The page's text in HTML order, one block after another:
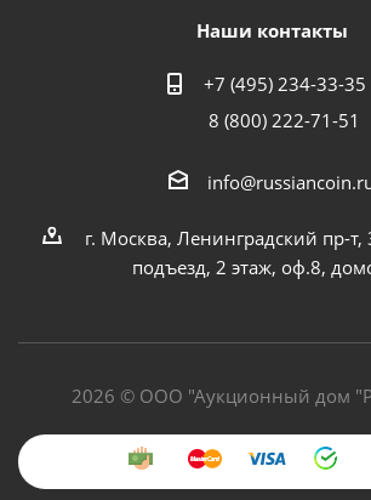
Наши контакты
+7 (495) 234-33-35
8 (800) 222-71-51
г. Москва, Ленинградский пр-т,
подъезд, 2 этаж, оф.8,
2026 © ООО "Аукционный дом